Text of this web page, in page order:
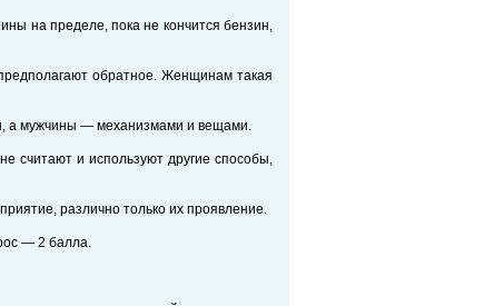
на пределе, пока не кончится бензин,
обратное. Женщинам такая
а мужчины — механизмами и вещами.
и используют другие способы,
различно только их проявление.
— 2 балла.